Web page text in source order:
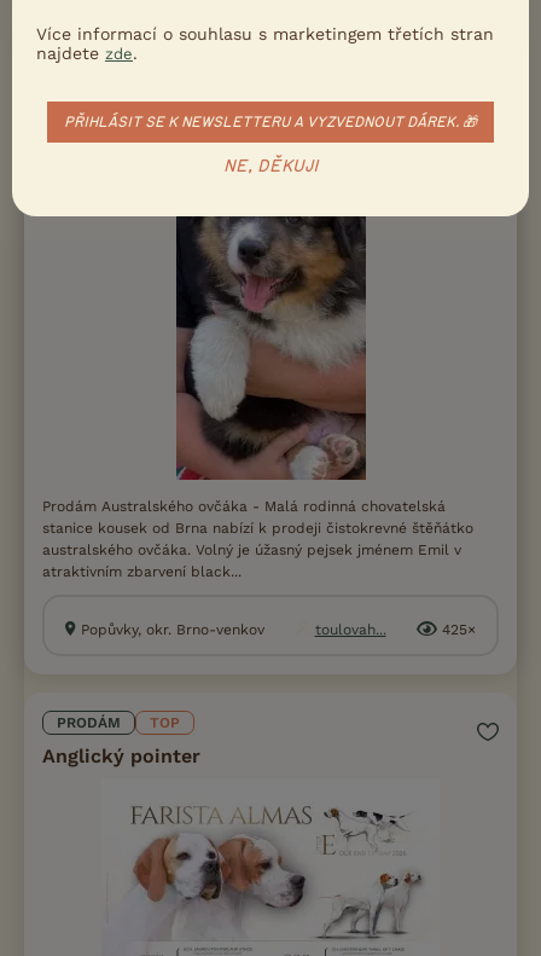
EXCLUSIVE
EMIL (Brno), k odběru
Prodám Australského ovčáka - Malá rodinná chovatelská
stanice kousek od Brna nabízí k prodeji čistokrevné štěňátko
australského ovčáka. Volný je úžasný pejsek jménem Emil v
atraktivním zbarvení black...
Popůvky, okr. Brno-venkov toulovah... 425×
PRODÁM TOP
Anglický pointer
Více informací o souhlasu s marketingem třetích stran
najdete zde.
PŘIHLÁSIT SE K NEWSLETTERU A VYZVEDNOUT DÁREK. 🎁
NE, DĚKUJI